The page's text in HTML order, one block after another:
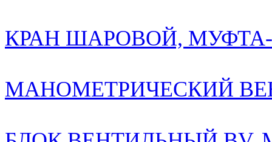
КРАН ШАРОВОЙ,
МАНОМЕТРИЧЕСКИЙ